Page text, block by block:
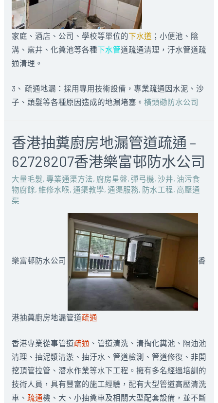
家庭、酒店、公司、學校等單位的下水道 ；小便池、陰
溝、窯井、化糞池等各種下水管道疏通清理，汙水管道疏
通清理。
3、 疏通地漏：採用專用技術設備，專業疏通因水泥、沙
子、頭髮等各種原因造成的地漏堵塞。 橫頭磡防水公司
香港抽糞廚房地漏管道疏通 –
62728207香港樂富邨防水公司
大量毛髮, 專業通渠方法, 廚房星盤, 彈弓機, 沙井, 油污食
物廚餘, 維修水喉, 通渠教學, 通渠服務, 防水工程, 高壓通
渠
樂富邨防水公司 香
港抽糞廚房地漏管道疏通
香港專業從事管道疏通 、管道清洗、清掏化糞池、隔油池
清理、抽泥漿清淤、抽汙水、管道檢測、管道修復、非開
挖頂管拉管、潛水作業等水下工程。擁有多名經過培訓的
技術人員，具有豐富的施工經驗，配有大型管道高壓清洗
車、 疏通機、大、小抽糞車及相關大型配套設備，並不斷